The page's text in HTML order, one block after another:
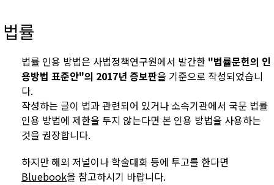
법률
법률 인용 방법은 사법정책연구원에서 발간한 "법률문헌의 인
용방법 표준안"의 2017년 증보판을 기준으로 작성되었습니
다.
작성하는 글이 법과 관련되어 있거나 소속기관에서 국문 법률
인용 방법에 제한을 두지 않는다면 본 인용 방법을 사용하는
것을 권장합니다.
하지만 해외 저널이나 학술대회 등에 투고를 한다면
Bluebook을 참고하시기 바랍니다.